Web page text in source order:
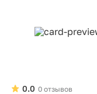
0 отзывов
0.0